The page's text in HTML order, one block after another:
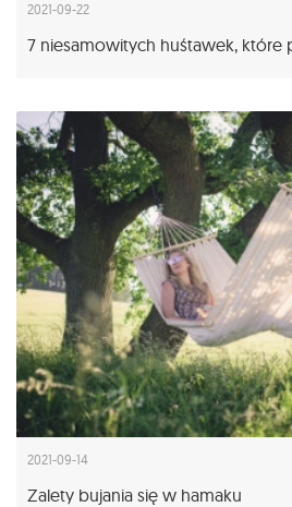
2021-09-22
7 niesamowitych huśtawek, które
2021-09-14
Zalety bujania się w hamaku